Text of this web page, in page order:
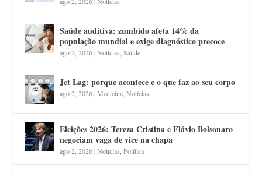
Saúde auditiva: zumbido afeta 14% da
população mundial e exige diagnóstico precoce
ago 2, 2026|Notícias ,Saúde
Jet Lag: porque acontece e o que faz ao seu corpo
ago 2, 2026|Medicina ,Notícias
Eleições 2026: Tereza Cristina e Flávio Bolsonaro
negociam vaga de vice na chapa
ago 2, 2026|Notícias ,Política